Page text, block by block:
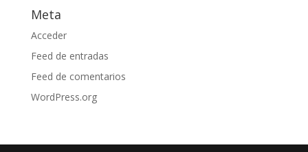
Meta
Acceder
Feed de entradas
Feed de comentarios
WordPress.org